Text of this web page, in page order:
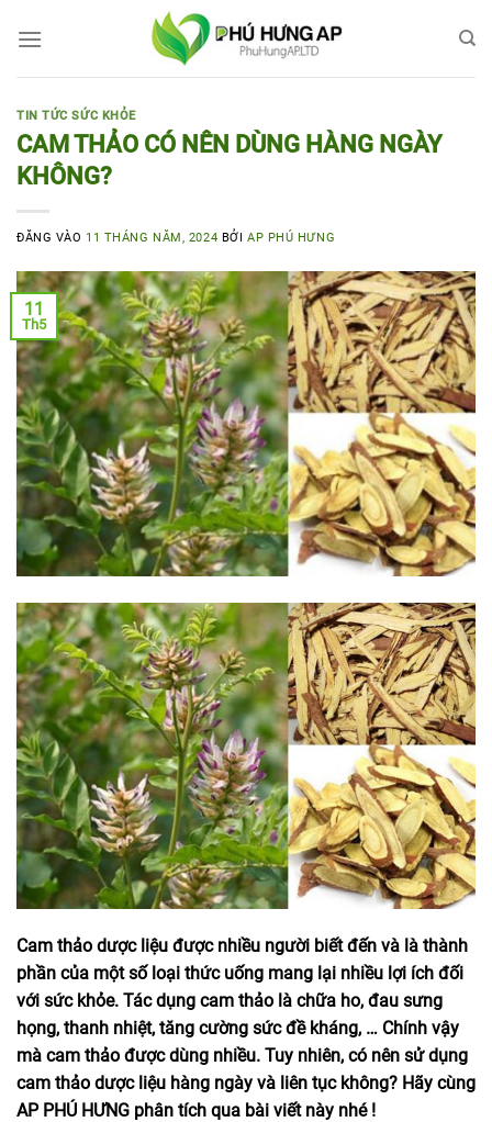
qua
TIN TỨC SỨC KHỎE
CAM THẢO CÓ NÊN DÙNG HÀNG NGÀY
KHÔNG?
ĐĂNG VÀO 11 THÁNG NĂM, 2024 BỞI AP PHÚ HƯNG
11
Th5
Cam thảo dược liệu được nhiều người biết đến và là thành
phần của một số loại thức uống mang lại nhiều lợi ích đối
với sức khỏe. Tác dụng cam thảo là chữa ho, đau sưng
họng, thanh nhiệt, tăng cường sức đề kháng, … Chính vậy
mà cam thảo được dùng nhiều. Tuy nhiên, có nên sử dụng
cam thảo dược liệu hàng ngày và liên tục không? Hãy cùng
AP PHÚ HƯNG phân tích qua bài viết này nhé !